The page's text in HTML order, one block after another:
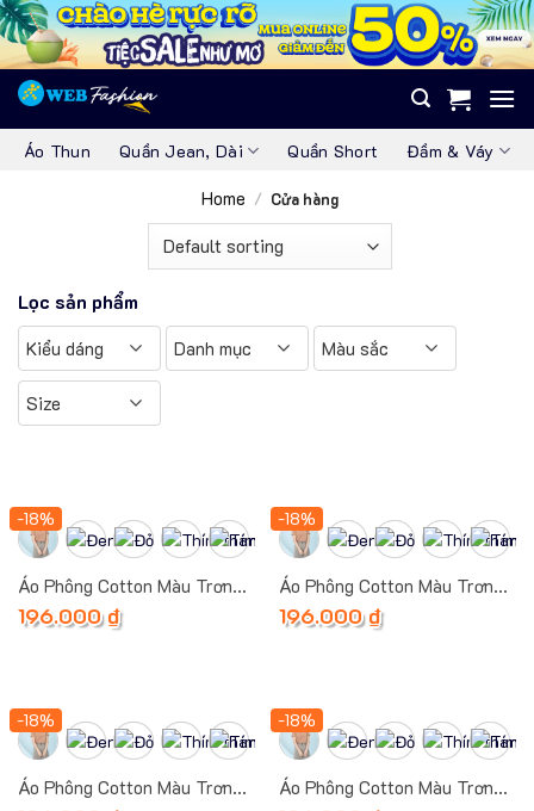
Skip
to
content
Áo Thun Quần Jean, Dài Quần Short Đầm & Váy
Home / Cửa hàng
Lọc sản phẩm
Kiểu dáng Danh mục Màu sắc
Size
-18%
Áo Phông Cotton Màu Trơn
(Đơn Sắc 1)
196.000₫
-18%
Áo Phông Cotton Màu Trơn
(Đơn Sắc 2)
196.000₫
-18%
Áo Phông Cotton Màu Trơn
-18%
Áo Phông Cotton Màu Trơn